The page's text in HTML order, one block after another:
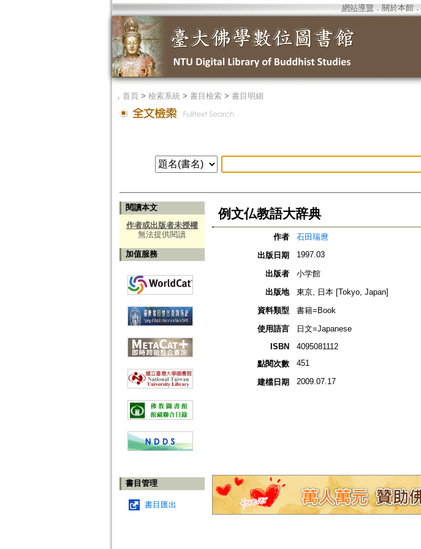
網站導覽 ． 關於本館．
． 首頁> 檢索系統> 書目檢索> 書目明細
閱讀本文
作者或出版者未授權
無法提供閱讀
加值服務
書目管理
書目匯出
例文仏教語大辞典
作者
石田瑞麿
出版日期
1997.03
出版者
小学館
出版地
東京, 日本 [Tokyo, Japan]
資料類型
書籍=Book
使用語言
日文=Japanese
ISBN
4095081112
點閱次數
451
建檔日期 2009.07.17